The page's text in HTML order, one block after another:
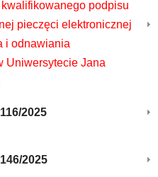
podpisu
pieczęci elektronicznej
i odnawiania
Uniwersytecie Jana
116/2025
146/2025